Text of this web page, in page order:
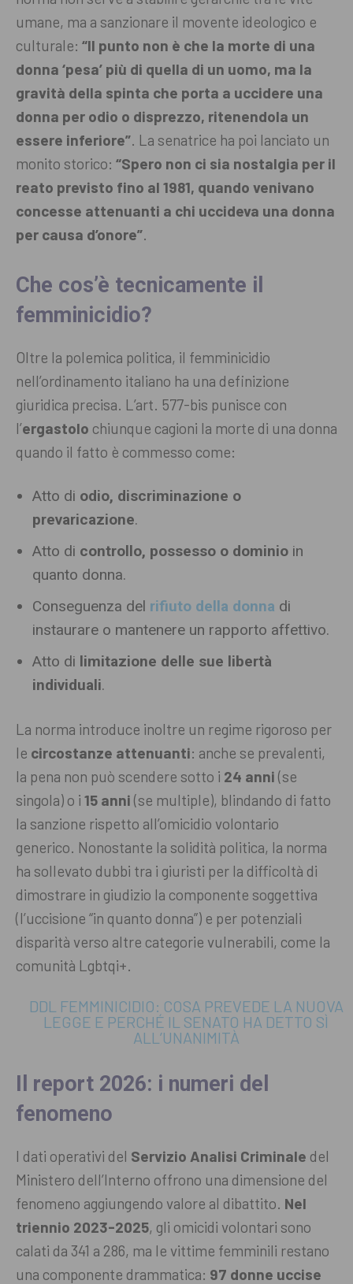
umane, ma a sanzionare il movente ideologico e
culturale: “Il punto non è che la morte di una
donna ‘pesa’ più di quella di un uomo, ma la
gravità della spinta che porta a uccidere una
donna per odio o disprezzo, ritenendola un
essere inferiore”. La senatrice ha poi lanciato un
monito storico: “Spero non ci sia nostalgia per il
reato previsto fino al 1981, quando venivano
concesse attenuanti a chi uccideva una donna
per causa d’onore”.
Che cos’è tecnicamente il
femminicidio?
Oltre la polemica politica, il femminicidio
nell’ordinamento italiano ha una definizione
giuridica precisa. L’art. 577-bis punisce con
l’ergastolo chiunque cagioni la morte di una donna
quando il fatto è commesso come:
Atto di odio, discriminazione o
prevaricazione.
Atto di controllo, possesso o dominio in
quanto donna.
Conseguenza del rifiuto della donna di
instaurare o mantenere un rapporto affettivo.
Atto di limitazione delle sue libertà
individuali.
La norma introduce inoltre un regime rigoroso per
le circostanze attenuanti: anche se prevalenti,
la pena non può scendere sotto i 24 anni (se
singola) o i 15 anni (se multiple), blindando di fatto
la sanzione rispetto all’omicidio volontario
generico. Nonostante la solidità politica, la norma
ha sollevato dubbi tra i giuristi per la difficoltà di
dimostrare in giudizio la componente soggettiva
(l’uccisione “in quanto donna”) e per potenziali
disparità verso altre categorie vulnerabili, come la
comunità Lgbtqi+.
DDL FEMMINICIDIO: COSA PREVEDE LA NUOVA
LEGGE E PERCHÉ IL SENATO HA DETTO SÌ
ALL’UNANIMITÀ
Il report 2026: i numeri del
fenomeno
I dati operativi del Servizio Analisi Criminale del
Ministero dell’Interno offrono una dimensione del
fenomeno aggiungendo valore al dibattito. Nel
triennio 2023-2025, gli omicidi volontari sono
calati da 341 a 286, ma le vittime femminili restano
una componente drammatica: 97 donne uccise